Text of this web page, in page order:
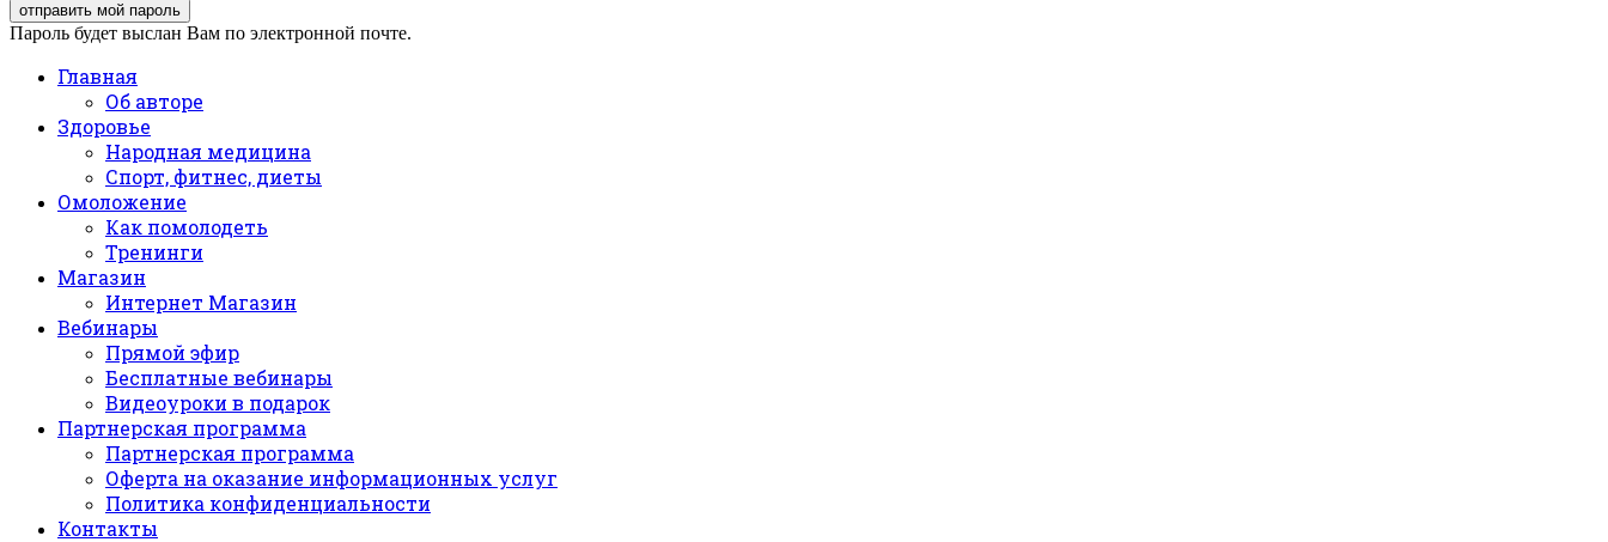
Пароль будет выслан Вам по электронной почте.
Главная
Об авторе
Здоровье
Народная медицина
Спорт, фитнес, диеты
Омоложение
Как помолодеть
Тренинги
Магазин
Интернет Магазин
Вебинары
Прямой эфир
Бесплатные вебинары
Видеоуроки в подарок
Партнерская программа
Партнерская программа
Оферта на оказание информационных услуг
Политика конфиденциальности
Контакты